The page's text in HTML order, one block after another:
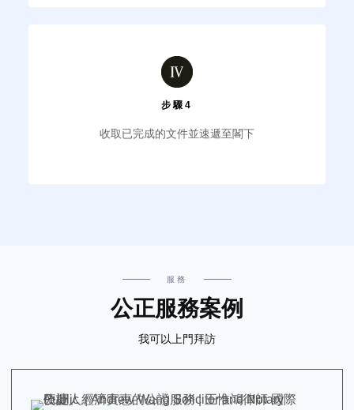
步驟4
收取已完成的文件並速遞至閣下
服務
公正服務案例
我可以上門拜訪